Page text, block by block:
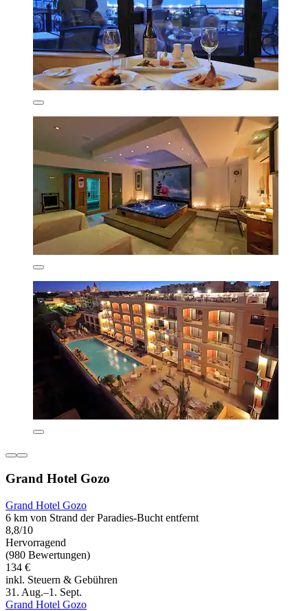
Grand Hotel Gozo
Grand Hotel Gozo
6 km von Strand der Paradies-Bucht entfernt
8,8/10
Hervorragend
(980 Bewertungen)
134 €
inkl. Steuern & Gebühren
31. Aug.–1. Sept.
Grand Hotel Gozo